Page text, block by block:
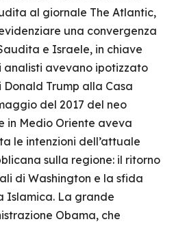
al giornale The Atlantic,
una convergenza
e Israele, in chiave
analisti avevano ipotizzato
Donald Trump alla Casa
del 2017 del neo
in Medio Oriente aveva
le intenzioni dell’attuale
sulla regione: il ritorno
di Washington e la sfida
Islamica. La grande
Obama, che